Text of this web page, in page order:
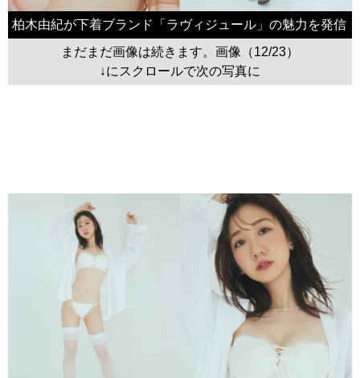
柏木由紀が下着ブランド「ラヴィジュール」の魅力を発信
まだまだ画像は続きます。画像（12/23）
↓にスクロールで次の写真に